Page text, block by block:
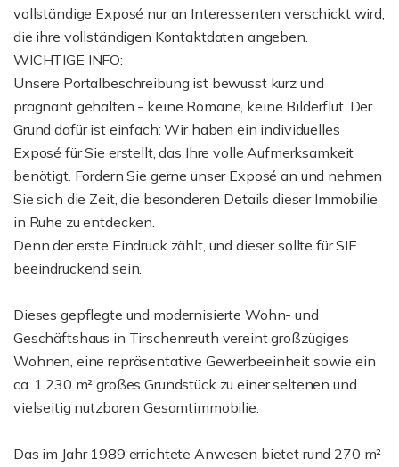
vollständige Exposé nur an Interessenten verschickt wird,
die ihre vollständigen Kontaktdaten angeben.
WICHTIGE INFO:
Unsere Portalbeschreibung ist bewusst kurz und
prägnant gehalten - keine Romane, keine Bilderflut. Der
Grund dafür ist einfach: Wir haben ein individuelles
Exposé für Sie erstellt, das Ihre volle Aufmerksamkeit
benötigt. Fordern Sie gerne unser Exposé an und nehmen
Sie sich die Zeit, die besonderen Details dieser Immobilie
in Ruhe zu entdecken.
Denn der erste Eindruck zählt, und dieser sollte für SIE
beeindruckend sein.
Dieses gepflegte und modernisierte Wohn- und
Geschäftshaus in Tirschenreuth vereint großzügiges
Wohnen, eine repräsentative Gewerbeeinheit sowie ein
ca. 1.230 m² großes Grundstück zu einer seltenen und
vielseitig nutzbaren Gesamtimmobilie.
Das im Jahr 1989 errichtete Anwesen bietet rund 270 m²